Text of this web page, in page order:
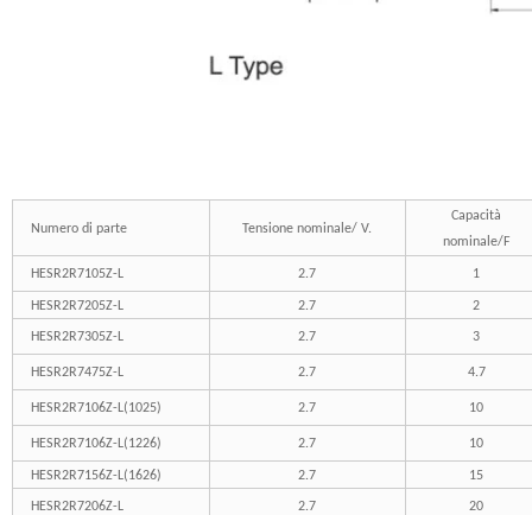
Numero di parte Tensione nominale/ V.
Capacità
nominale/F
HESR2R7105Z-L 2.7 1
HESR2R7205Z-L 2.7 2
HESR2R7305Z-L 2.7 3
HESR2R7475Z-L 2.7 4.7
HESR2R7106Z-L(1025) 2.7 10
HESR2R7106Z-L(1226) 2.7 10
HESR2R7156Z-L(1626) 2.7 15
HESR2R7206Z-L 2.7 20